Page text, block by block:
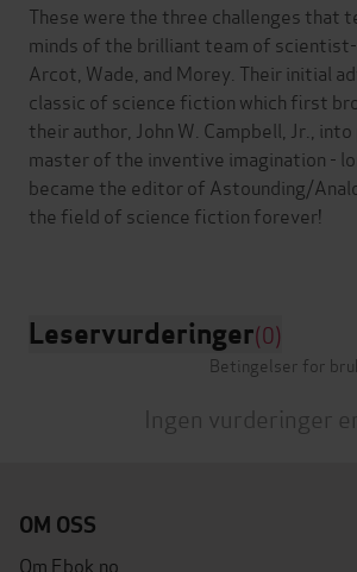
These were the three challenges that
minds of the brilliant team of
Arcot, Wade, and Morey. Their initial
classic of science fiction which first
their author, John W. Campbell, Jr.,
master of the inventive imagination -
became the editor of Astounding/
the field of science fiction forever!
Leservurderinger(0)
Betingelser for
Ingen vurderinger
OM OSS
Om Ebok.no